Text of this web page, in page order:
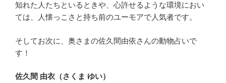
知れた人たちといるときや、心許せるような環境におい
ては、人懐っこさと持ち前のユーモアで人気者です。
そしてお次に、奥さまの佐久間由依さんの動物占いで
す！
佐久間 由衣（さくま ゆい）